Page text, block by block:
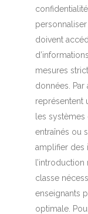
doivent
mesures
données.
représentent
les systèmes
entraînés ou
amplifier des
l’introduction
classe
enseignants
optimale.